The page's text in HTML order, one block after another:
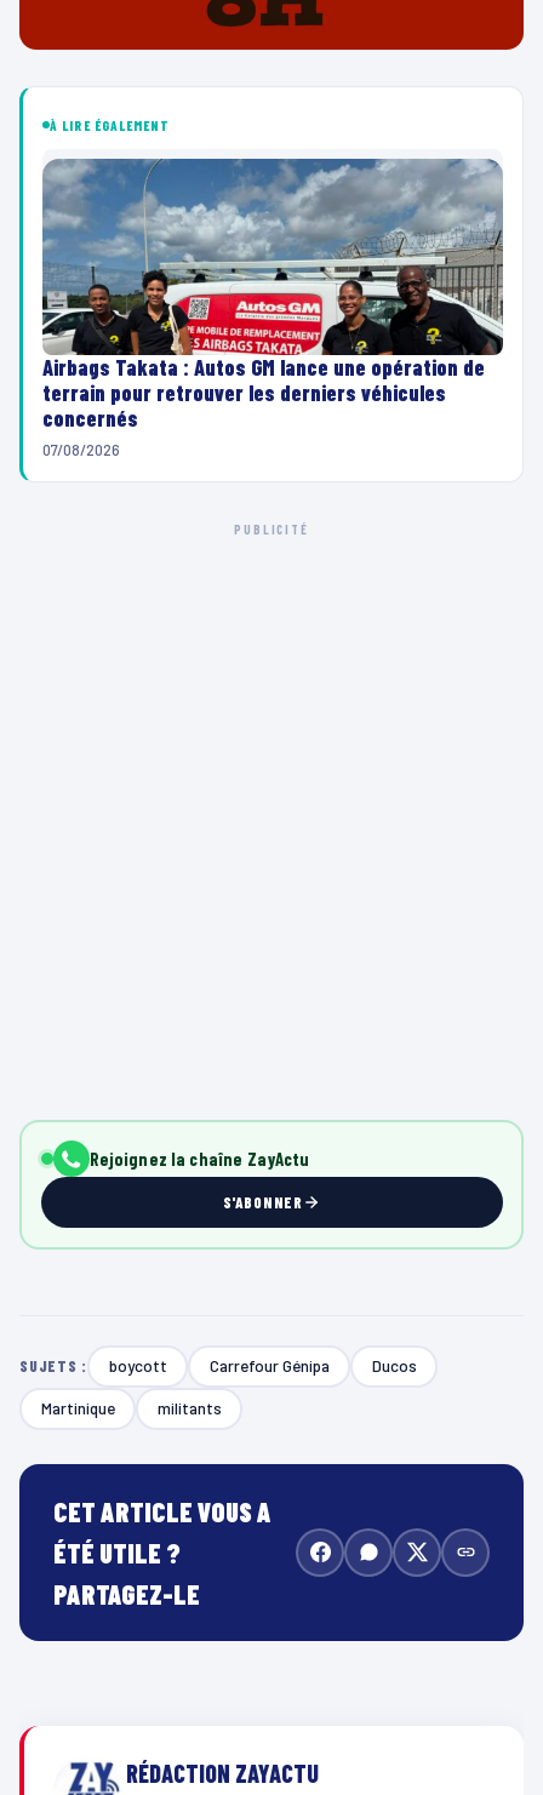
À LIRE ÉGALEMENT
Airbags Takata : Autos GM lance une opération de
terrain pour retrouver les derniers véhicules
concernés
07/08/2026
PUBLICITÉ
Rejoignez la chaîne ZayActu
S'ABONNER
SUJETS : boycott Carrefour Génipa Ducos
Martinique militants
CET ARTICLE VOUS A
ÉTÉ UTILE ?
PARTAGEZ-LE
RÉDACTION ZAYACTU